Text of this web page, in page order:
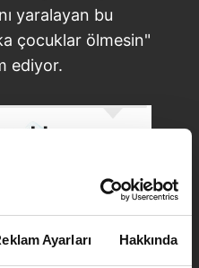
Ayarları Hakkında
yaralayan bu
çocuklar ölmesin"
ediyor.